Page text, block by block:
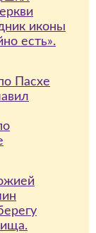
иконы
есть».
Пасхе